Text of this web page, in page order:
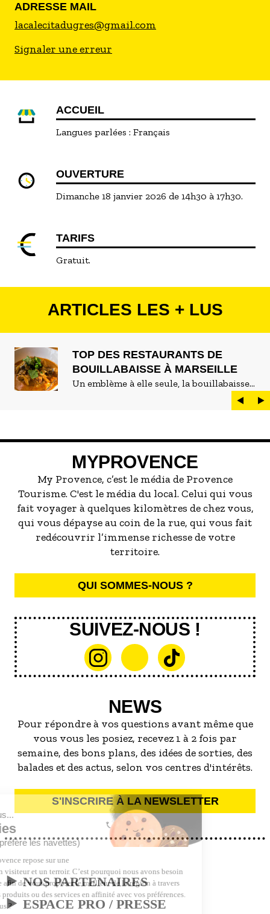
ADRESSE MAIL
lacalecitadugres@gmail.com
Signaler une erreur
ACCUEIL
Langues parlées : Français
OUVERTURE
Dimanche 18 janvier 2026 de 14h30 à 17h30.
TARIFS
Gratuit.
ARTICLES LES + LUS
TOP DES RESTAURANTS DE
BOUILLABAISSE À MARSEILLE
Un emblème à elle seule, la bouillabaisse
est LE plat marseillais par excellence. On
peut d'ailleurs vite être submergé·e par la
servir la meilleure...
MYPROVENCE
My Provence, c’est le média de Provence
Tourisme. C'est le média du local. Celui qui vous
fait voyager à quelques kilomètres de chez vous,
qui vous dépayse au coin de la rue, qui vous fait
redécouvrir l’immense richesse de votre
territoire.
QUI SOMMES-NOUS ?
SUIVEZ-NOUS !
NEWS
Pour répondre à vos questions avant même que
vous vous les posiez, recevez 1 à 2 fois par
semaine, des bons plans, des idées de sorties, des
balades et des actus, selon vos centres d'intérêts.
S'INSCRIRE À LA NEWSLETTER
NOS PARTENAIRES
ESPACE PRO / PRESSE